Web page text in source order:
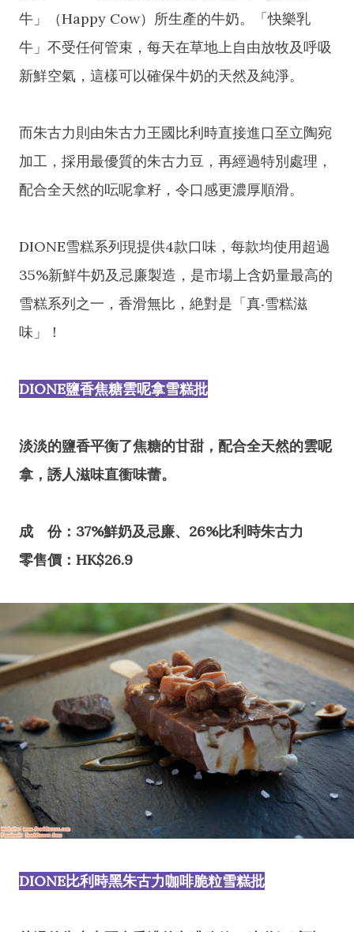
牛」（Happy Cow）所生產的牛奶。「快樂乳
牛」不受任何管束，每天在草地上自由放牧及呼吸
新鮮空氣，這樣可以確保牛奶的天然及純淨。
而朱古力則由朱古力王國比利時直接進口至立陶宛
加工，採用最優質的朱古力豆，再經過特別處理，
配合全天然的呍呢拿籽，令口感更濃厚順滑。
DIONE雪糕系列現提供4款口味，每款均使用超過
35%新鮮牛奶及忌廉製造，是市場上含奶量最高的
雪糕系列之一，香滑無比，絶對是「真‧雪糕滋
味」！
DIONE鹽香焦糖雲呢拿雪糕批
淡淡的鹽香平衡了焦糖的甘甜，配合全天然的雲呢
拿，誘人滋味直衝味蕾。
成 份：37%鮮奶及忌廉、26%比利時朱古力
零售價：HK$26.9
DIONE比利時黑朱古力咖啡脆粒雪糕批